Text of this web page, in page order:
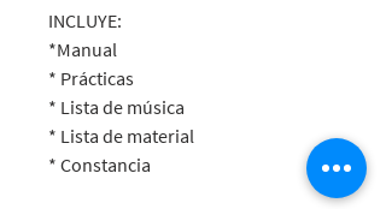
INCLUYE:
*Manual
* Prácticas
* Lista de música
* Lista de material
* Constancia